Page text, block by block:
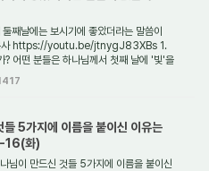
째날에는 보시기에 좋았더라는 말씀이
목사 https://youtu.be/jtnygJ83XBs 1.
? 어떤 분들은 하나님께서 첫째 날에 '빛'을
5가지에 이름을 붙이신 이유는
16(화)
님이 만드신 것들 5가지에 이름을 붙이신